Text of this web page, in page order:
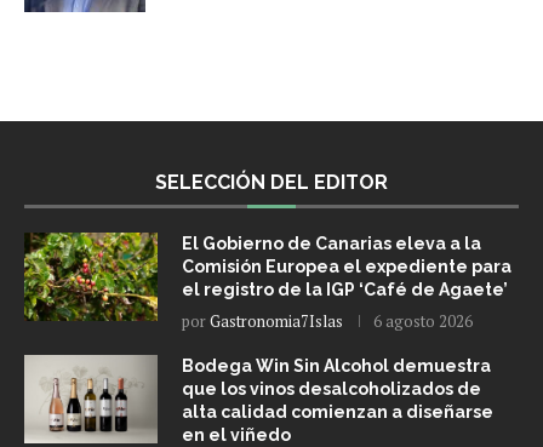
SELECCIÓN DEL EDITOR
El Gobierno de Canarias eleva a la
Comisión Europea el expediente para
el registro de la IGP ‘Café de Agaete’
porGastronomia7Islas 6 agosto 2026
Bodega Win Sin Alcohol demuestra
que los vinos desalcoholizados de
alta calidad comienzan a diseñarse
en el viñedo